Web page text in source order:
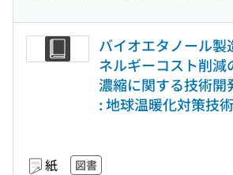
バイオエタノール製
ネルギーコスト削減
濃縮に関する技術開
: 地球温暖化対策技
紙 図書